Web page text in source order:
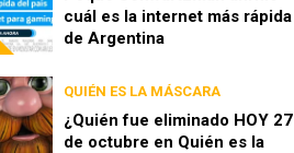
cuál es la internet más rápida
de Argentina
QUIÉN ES LA MÁSCARA
¿Quién fue eliminado HOY 27
de octubre en Quién es la